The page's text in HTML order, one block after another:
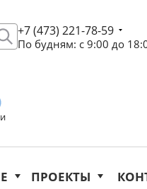
+7 (473) 221-78-59
По будням: с 9:00 до
ПРОЕКТЫ